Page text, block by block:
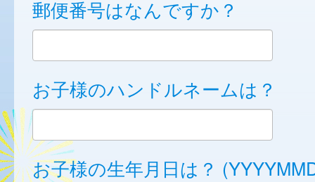
郵便番号はなんですか？
お子様のハンドルネームは？
お子様の生年月日は？